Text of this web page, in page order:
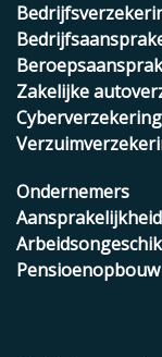
Zakelijke
Cyberverzekering
Ondernemers
Aansprakelijkheid
Pensioenopbouw